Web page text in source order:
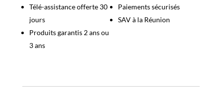
5500
(4,2
Ghz)
AM4
Version
Télé-assistance offerte 30
jours
Produits garantis 2 ans ou
3 ans
Paiements sécurisés
SAV à la Réunion